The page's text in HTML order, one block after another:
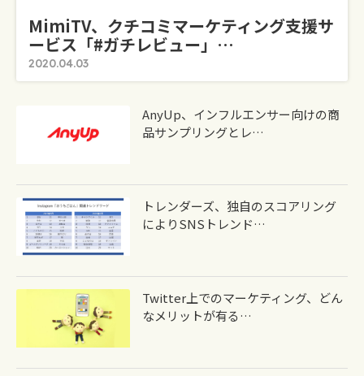
MimiTV、クチコミマーケティング支援サ
ービス「#ガチレビュー」…
2020.04.03
AnyUp、インフルエンサー向けの商
品サンプリングとレ…
トレンダーズ、独自のスコアリング
によりSNSトレンド…
Twitter上でのマーケティング、どん
なメリットが有る…